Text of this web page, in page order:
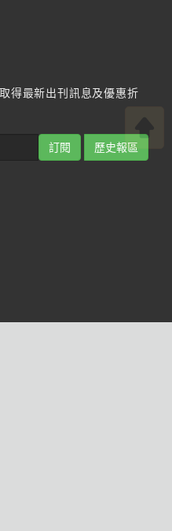
得最新出刊訊息及優惠折
訂閱 歷史報區